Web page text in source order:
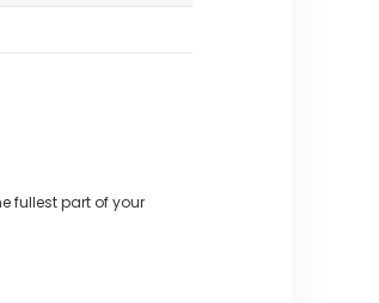
fullest part of your